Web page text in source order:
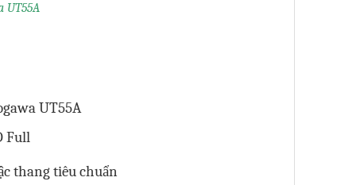
UT55A
UT55A
Full
thang tiêu chuẩn